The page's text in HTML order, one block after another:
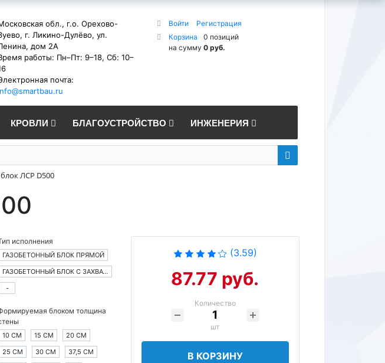
обл., г.о. Орехово-
г. Ликино-Дулёво, ул.
дом 2А
работы: Пн–Пт: 9–18, Сб: 10–
почта:
Войти
Регистрация
Корзина
0 позиций
на сумму 0 руб.
КРОВЛИ БЛАГОУСТРОЙСТВО ИНЖЕНЕРИЯ
ЛСР D500
исполнения
ГАЗОБЕТОННЫЙ БЛОК ПРЯМОЙ
ГАЗОБЕТОННЫЙ БЛОК С ЗАХВАТАМИ
-
блоком толщина
10 СМ 15 СМ
20 СМ
25 СМ
30 СМ
37,5 СМ
(3.59)
87.77 руб.
Количество
шт
В КОРЗИНУ